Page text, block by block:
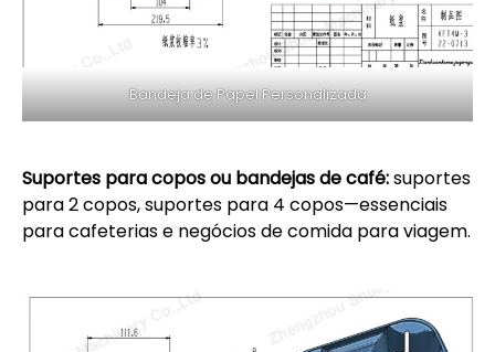
Bandeja de Papel Personalizada
Suportes para copos ou bandejas de café:suportes
para 2 copos, suportes para 4 copos—essenciais
para cafeterias e negócios de comida para viagem.